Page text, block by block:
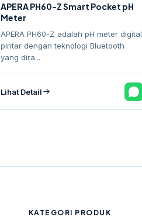
APERA PH60-Z Smart Pocket pH
Meter
APERA PH60-Z adalah pH meter digital
pintar dengan teknologi Bluetooth
yang dira...
Lihat Detail
KATEGORI PRODUK